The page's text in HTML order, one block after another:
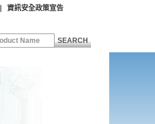
資訊安全政策宣告
SEARCH